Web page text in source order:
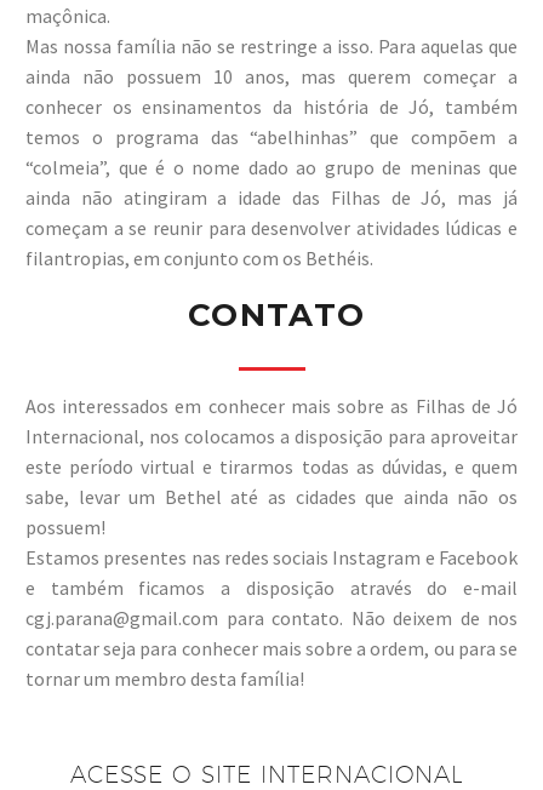
maçônica.
Mas nossa família não se restringe a isso. Para aquelas que
ainda não possuem 10 anos, mas querem começar a
conhecer os ensinamentos da história de Jó, também
temos o programa das “abelhinhas” que compõem a
“colmeia”, que é o nome dado ao grupo de meninas que
ainda não atingiram a idade das Filhas de Jó, mas já
começam a se reunir para desenvolver atividades lúdicas e
filantropias, em conjunto com os Bethéis.
CONTATO
Aos interessados em conhecer mais sobre as Filhas de Jó
Internacional, nos colocamos a disposição para aproveitar
este período virtual e tirarmos todas as dúvidas, e quem
sabe, levar um Bethel até as cidades que ainda não os
possuem!
Estamos presentes nas redes sociais Instagram e Facebook
e também ficamos a disposição através do e-mail
cgj.parana@gmail.com para contato. Não deixem de nos
contatar seja para conhecer mais sobre a ordem, ou para se
tornar um membro desta família!
ACESSE O SITE INTERNACIONAL